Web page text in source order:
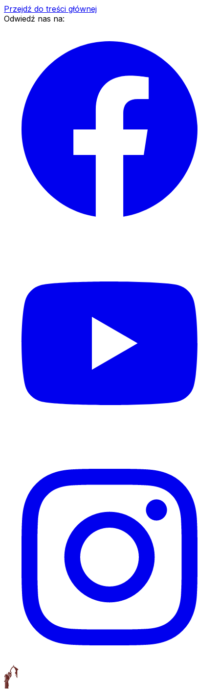
Przejdź do treści głównej
Odwiedź nas na: